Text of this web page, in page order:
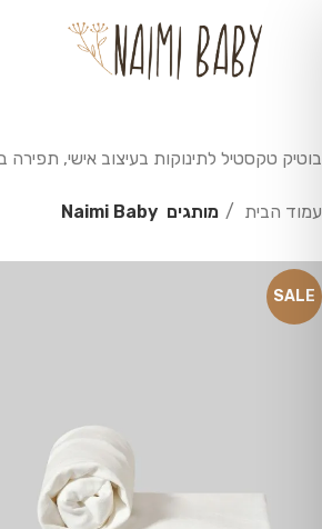
בוטיק טקסטיל לתינוקות בעיצוב אישי,
עמוד הבית מותגים Naimi Baby
SALE